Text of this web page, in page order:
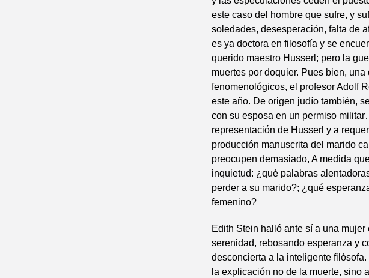
este caso del hombre que sufre, y
soledades, desesperación, falta de
es ya doctora en filosofía y se
querido maestro Husserl; pero la
muertes por doquier. Pues bien,
fenomenológicos, el profesor Adolf
este año. De origen judío también,
con su esposa en un permiso
representación de Husserl y a
producción manuscrita del marido
preocupen demasiado, A medida
inquietud: ¿qué palabras
perder a su marido?; ¿qué
femenino?
Edith Stein halló ante sí a una
serenidad, rebosando esperanza y
desconcierta a la inteligente
la explicación no de la muerte, sino